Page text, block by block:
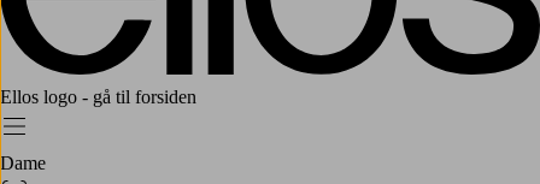
Ellos logo - gå til forsiden
Menu
Dame